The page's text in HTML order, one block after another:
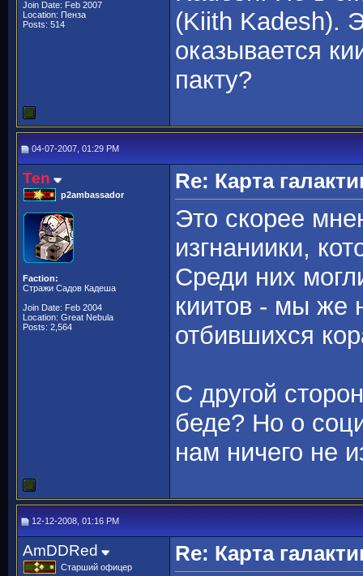
Join Date: Feb 2007
Location: Пенза
Posts: 514
(Kiith Kadesh).
оказывается
пакту?
04-07-2007, 01:29 PM
Ten
p2ambassador
Faction:
Стражи Садов Кадеша
Join Date: Feb 2004
Location: Great Nebula
Posts: 2,564
Re: Карта
Это скорее
изгнаниики,
Среди них
киитов - мы же
отбившихся
С другой
беде? Но о
нам ничего не
12-12-2008, 01:16 PM
AmDDRed
Старший офицер
Re: Карта